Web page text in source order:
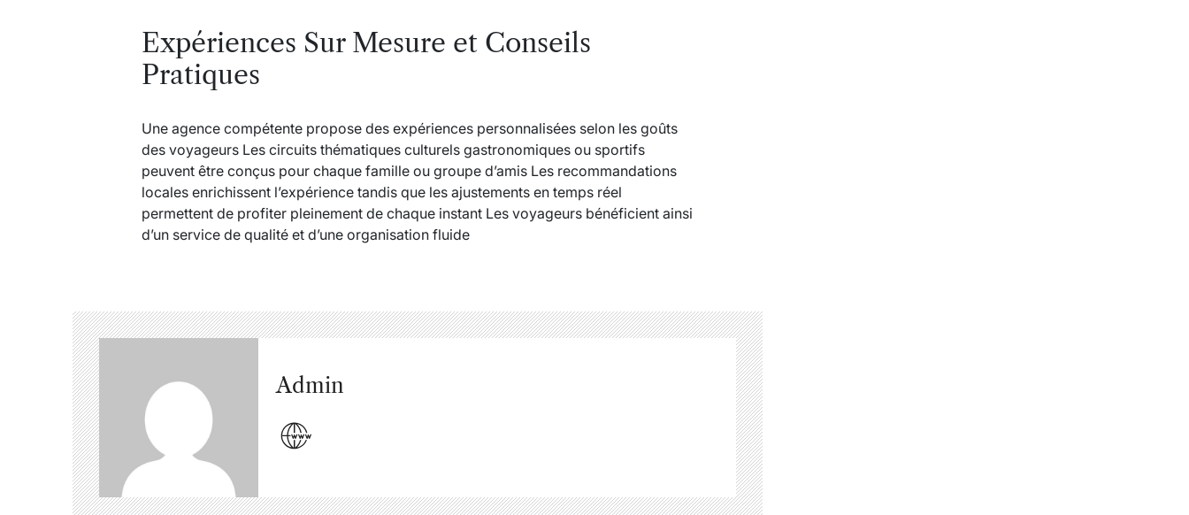
Expériences Sur Mesure et Conseils
Pratiques
Une agence compétente propose des expériences personnalisées selon les goûts
des voyageurs Les circuits thématiques culturels gastronomiques ou sportifs
peuvent être conçus pour chaque famille ou groupe d’amis Les recommandations
locales enrichissent l’expérience tandis que les ajustements en temps réel
permettent de profiter pleinement de chaque instant Les voyageurs bénéficient ainsi
d’un service de qualité et d’une organisation fluide
Admin